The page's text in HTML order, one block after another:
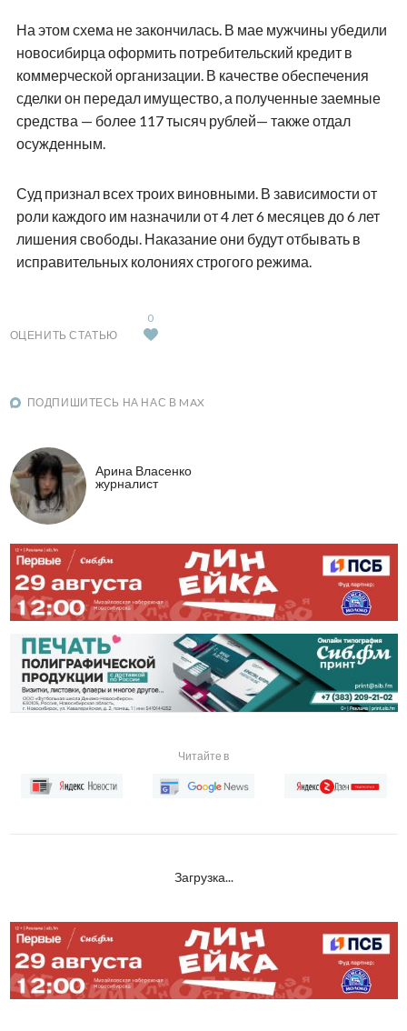
На этом схема не закончилась. В мае мужчины убедили
новосибирца оформить потребительский кредит в
коммерческой организации. В качестве обеспечения
сделки он передал имущество, а полученные заемные
средства — более 117 тысяч рублей— также отдал
осужденным.
Суд признал всех троих виновными. В зависимости от
роли каждого им назначили от 4 лет 6 месяцев до 6 лет
лишения свободы. Наказание они будут отбывать в
исправительных колониях строгого режима.
ОЦЕНИТЬ СТАТЬЮ
0
ПОДПИШИТЕСЬ НА НАС В MAX
Арина Власенко
журналист
Читайте в
Загрузка...